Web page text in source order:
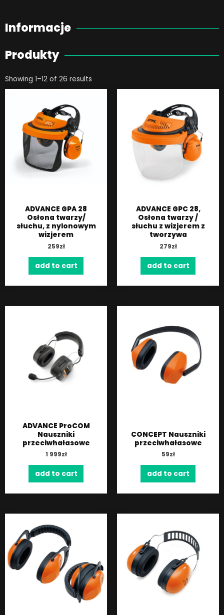
Informacje
Produkty
Showing 1–12 of 26 results
ADVANCE GPA 28
Osłona twarzy/
słuchu, z nylonowym
wizjerem
259zł
add to cart
ADVANCE GPC 28,
Osłona twarzy /
słuchu z wizjerem z
tworzywa
279zł
add to cart
ADVANCE ProCOM
Nauszniki
przeciwhałasowe
1 999zł
add to cart
CONCEPT Nauszniki
przeciwhałasowe
59zł
add to cart